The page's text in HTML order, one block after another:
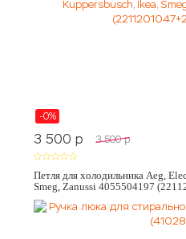
-0%
3 500 p 3 500 p
Петля для холодильника Aeg,
Smeg, Zanussi 4055504197